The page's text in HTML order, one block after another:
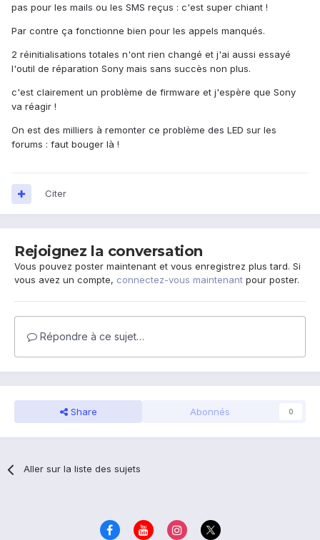
pas pour les mails ou les SMS reçus : c'est super chiant !
Par contre ça fonctionne bien pour les appels manqués.
2 réinitialisations totales n'ont rien changé et j'ai aussi essayé
l'outil de réparation Sony mais sans succès non plus.
c'est clairement un problème de firmware et j'espère que Sony
va réagir !
On est des milliers à remonter ce problème des LED sur les
forums : faut bouger là !
Citer
Rejoignez la conversation
Vous pouvez poster maintenant et vous enregistrez plus tard. Si
vous avez un compte, connectez-vous maintenant pour poster.
Répondre à ce sujet…
Share Abonnés 0
Aller sur la liste des sujets